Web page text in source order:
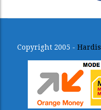
Copyright 2005 - Hardis